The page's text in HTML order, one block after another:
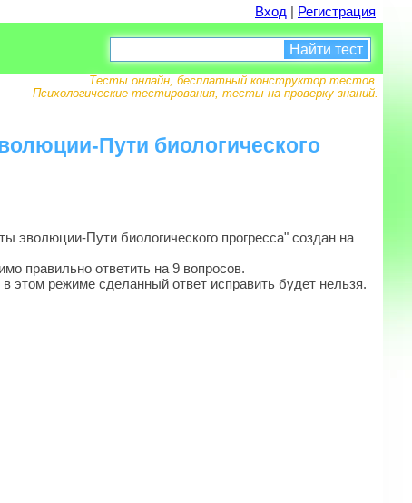
Вход | Регистрация
Тесты онлайн, бесплатный конструктор тестов.
Психологические тестирования, тесты на проверку знаний.
Найти тест
Пути биологического
Пути биологического прогресса" создан на
правильно ответить на 9 вопросов.
этом режиме сделанный ответ исправить будет нельзя.